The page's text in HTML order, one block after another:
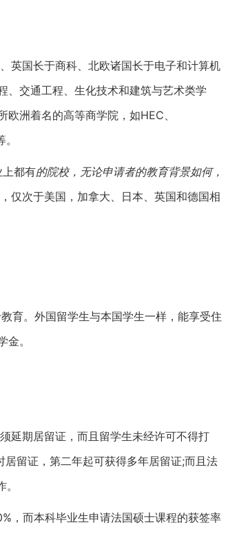
英国长于商科、北欧诸国长于电子和计算机
、交通工程、生化技术和建筑与艺术类学
洲着名的高等商学院，如HEC、
都有的院校，无论申请者的教育背景如何，
仅次于美国，加拿大、日本、英国和德国相
育。外国留学生与本国学生一样，能享受住
学金。
延期居留证，而且留学生未经许可不得打
留证，第二年起可获得多年居留证;而且法
作。
，而本科毕业生申请法国硕士课程的获签率